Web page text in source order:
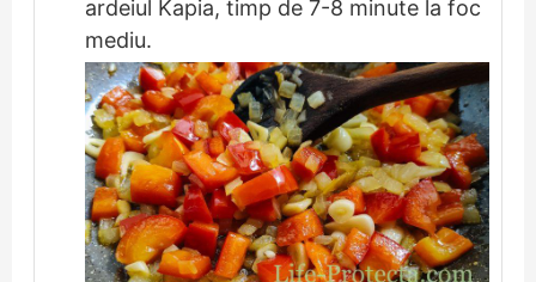
ardeiul Kapia, timp de 7-8 minute la foc
mediu.